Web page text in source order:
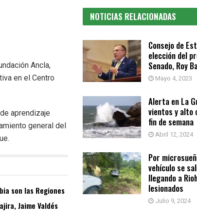
Ancla,
en el Centro
aprendizaje
general del
son las Regiones
Jaime Valdés
NOTICIAS RELACIONADAS
Consejo de
elección del
Senado, Roy
Mayo 4, 2023
Alerta en La
vientos y alto
fin de semana
Abril 12, 2024
Por
vehículo se
llegando a
lesionados
Julio 9, 2024